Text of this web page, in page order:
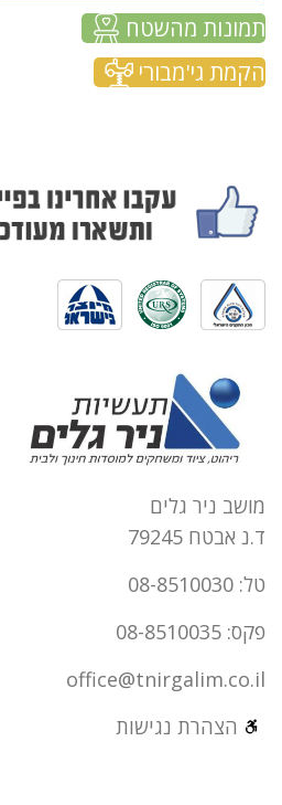
תמונות מהשטח
הקמת גי'מבורי
מושב ניר גלים
ד.נ אבטח 79245
טל: 08-8510030
פקס: 08-8510035
office@tnirgalim.co.il
הצהרת נגישות